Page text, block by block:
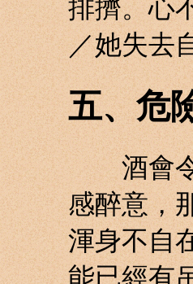
排擠。心
／她失去
五、危
酒會令人
感醉意，
渾身不自
能已經有